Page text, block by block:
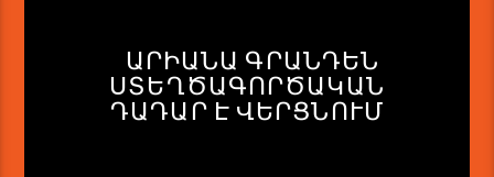
ԱՐԻԱՆԱ ԳՐԱՆԴԵՆ
ՍՏԵՂԾԱԳՈՐԾԱԿԱՆ
ԴԱԴԱՐ Է ՎԵՐՑՆՈՒՄ